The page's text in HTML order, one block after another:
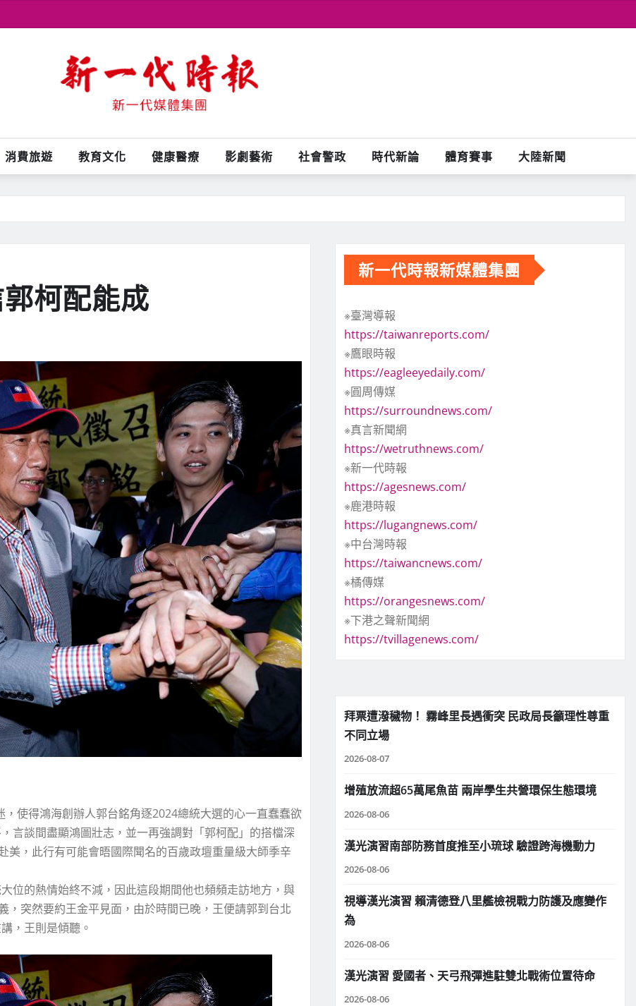
消費旅遊 教育文化 健康醫療 影劇藝術 社會警政 時代新論 體育賽事 大陸新聞
柯配能成
使得鴻海創辦人郭台銘角逐2024總統大選的心一直蠢蠢欲
言談間盡顯鴻圖壯志，並一再強調對「郭柯配」的搭檔深
，此行有可能會晤國際聞名的百歲政壇重量級大師季辛
位的熱情始終不減，因此這段期間他也頻頻走訪地方，與
突然要約王金平見面，由於時間已晚，王便請郭到台北
，王則是傾聽。
新一代時報新媒體集團
※臺灣導報
https://taiwanreports.com/
※鷹眼時報
https://eagleeyedaily.com/
※圓周傳媒
https://surroundnews.com/
※真言新聞網
https://wetruthnews.com/
※新一代時報
https://agesnews.com/
※鹿港時報
https://lugangnews.com/
※中台灣時報
https://taiwancnews.com/
※橘傳媒
https://orangesnews.com/
※下港之聲新聞網
https://tvillagenews.com/
拜票遭潑穢物！ 霧峰里長遇衝突 民政局長籲理性尊重
不同立場
2026-08-07
增殖放流超65萬尾魚苗 兩岸學生共營環保生態環境
2026-08-06
漢光演習南部防務首度推至小琉球 驗證跨海機動力
2026-08-06
視導漢光演習 賴清德登八里艦檢視戰力防護及應變作
為
2026-08-06
漢光演習 愛國者、天弓飛彈進駐雙北戰術位置待命
2026-08-06